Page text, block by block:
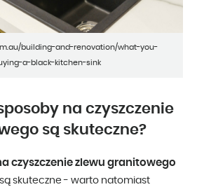
building-and-renovation/what-you-
a-black-kitchen-sink
na czyszczenie
są skuteczne?
czyszczenie zlewu granitowego
skuteczne - warto natomiast